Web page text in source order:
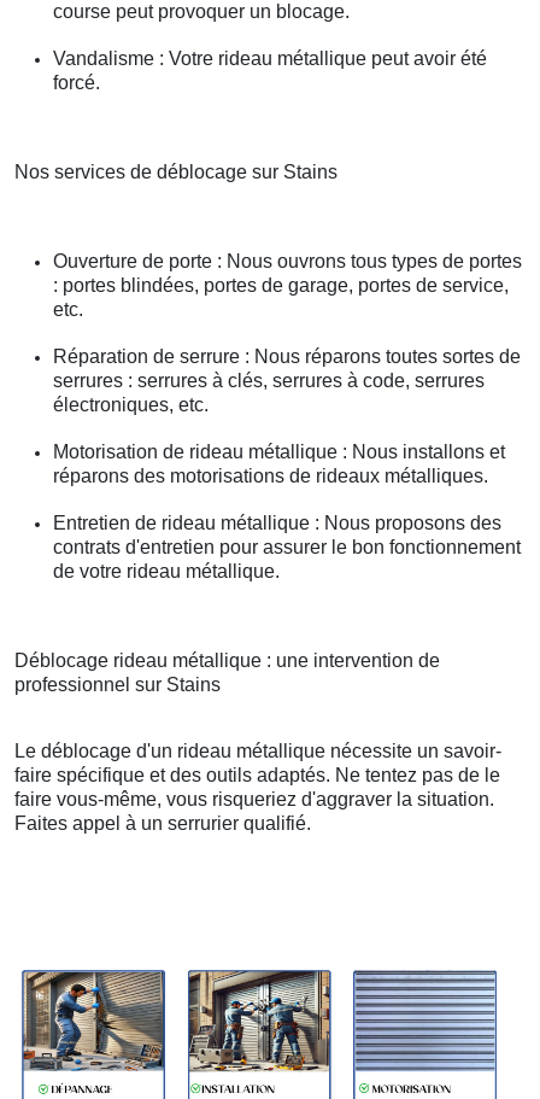
course peut provoquer un blocage.
Vandalisme : Votre rideau métallique peut avoir été
forcé.
Nos services de déblocage sur Stains
Ouverture de porte : Nous ouvrons tous types de portes
: portes blindées, portes de garage, portes de service,
etc.
Réparation de serrure : Nous réparons toutes sortes de
serrures : serrures à clés, serrures à code, serrures
électroniques, etc.
Motorisation de rideau métallique : Nous installons et
réparons des motorisations de rideaux métalliques.
Entretien de rideau métallique : Nous proposons des
contrats d'entretien pour assurer le bon fonctionnement
de votre rideau métallique.
Déblocage rideau métallique : une intervention de
professionnel sur Stains
Le déblocage d'un rideau métallique nécessite un savoir-
faire spécifique et des outils adaptés. Ne tentez pas de le
faire vous-même, vous risqueriez d'aggraver la situation.
Faites appel à un serrurier qualifié.